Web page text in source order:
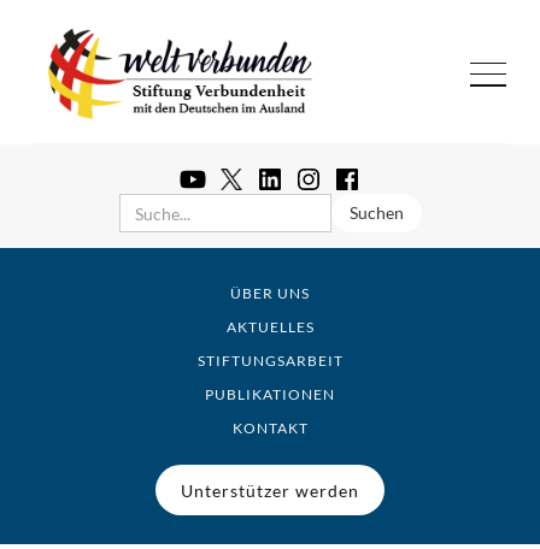
ÜBER UNS
AKTUELLES
STIFTUNGSARBEIT
PUBLIKATIONEN
KONTAKT
Unterstützer werden